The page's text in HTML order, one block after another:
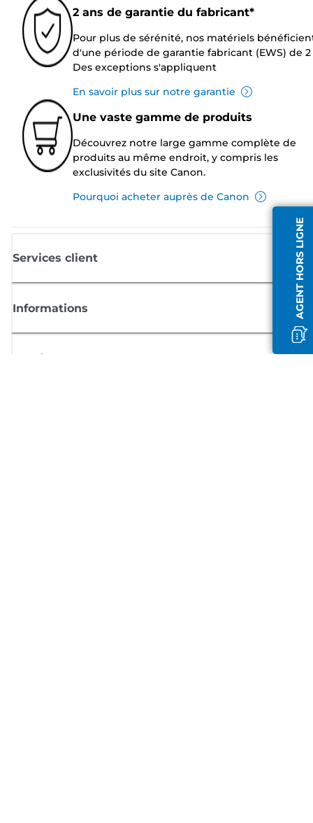
AGENT HORS LIGNE
2 ans de garantie du fabricant*
Pour plus de sérénité, nos matériels
d'une période de garantie fabricant (EWS) de 2
Des exceptions s'appliquent
En savoir plus sur notre garantie
Une vaste gamme de produits
Découvrez notre large gamme complète de
produits au même endroit, y compris les
exclusivités du site Canon.
Pourquoi acheter auprès de Canon
Services client
Informations
Boutique